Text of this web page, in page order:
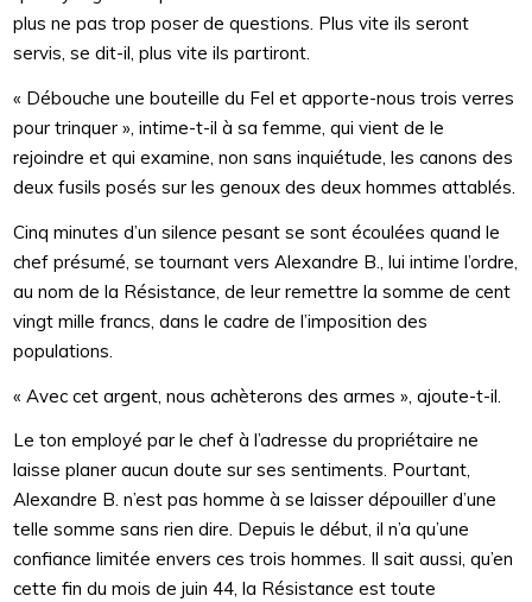
plus ne pas trop poser de questions. Plus vite ils seront
servis, se dit-il, plus vite ils partiront.
« Débouche une bouteille du Fel et apporte-nous trois verres
pour trinquer », intime-t-il à sa femme, qui vient de le
rejoindre et qui examine, non sans inquiétude, les canons des
deux fusils posés sur les genoux des deux hommes attablés.
Cinq minutes d’un silence pesant se sont écoulées quand le
chef présumé, se tournant vers Alexandre B., lui intime l’ordre,
au nom de la Résistance, de leur remettre la somme de cent
vingt mille francs, dans le cadre de l’imposition des
populations.
« Avec cet argent, nous achèterons des armes », ajoute-t-il.
Le ton employé par le chef à l’adresse du propriétaire ne
laisse planer aucun doute sur ses sentiments. Pourtant,
Alexandre B. n’est pas homme à se laisser dépouiller d’une
telle somme sans rien dire. Depuis le début, il n’a qu’une
confiance limitée envers ces trois hommes. Il sait aussi, qu’en
cette fin du mois de juin 44, la Résistance est toute